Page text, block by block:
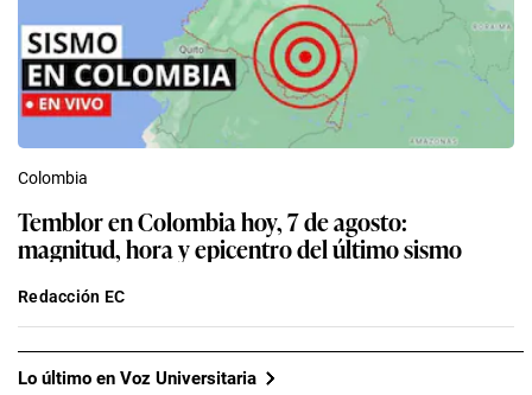
Colombia
Temblor en Colombia hoy, 7 de agosto:
magnitud, hora y epicentro del último sismo
Redacción EC
Lo último en Voz Universitaria